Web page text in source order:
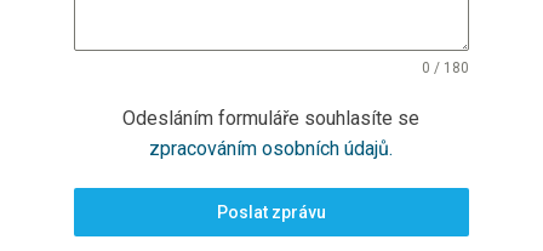
0 / 180
Odesláním formuláře souhlasíte se
zpracováním osobních údajů.
Poslat zprávu